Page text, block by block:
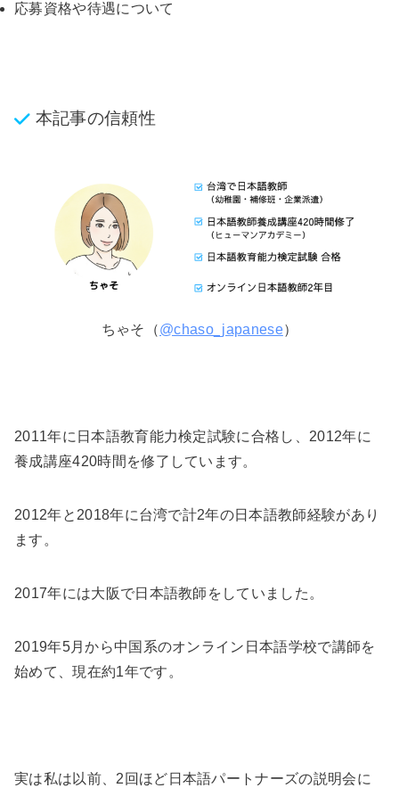
応募資格や待遇について
本記事の信頼性
ちゃそ（@chaso_japanese）
2011年に日本語教育能力検定試験に合格し、2012年に
養成講座420時間を修了しています。
2012年と2018年に台湾で計2年の日本語教師経験があり
ます。
2017年には大阪で日本語教師をしていました。
2019年5月から中国系のオンライン日本語学校で講師を
始めて、現在約1年です。
実は私は以前、2回ほど日本語パートナーズの説明会に